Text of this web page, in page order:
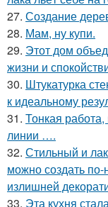
27. Создание
28. Мам, ну купи.
29. Этот дом
жизни и
30. Штукатурка
к идеальному
31. Тонкая
линии ….
32. Стильный и
можно создать
излишней
33. Эта кухня